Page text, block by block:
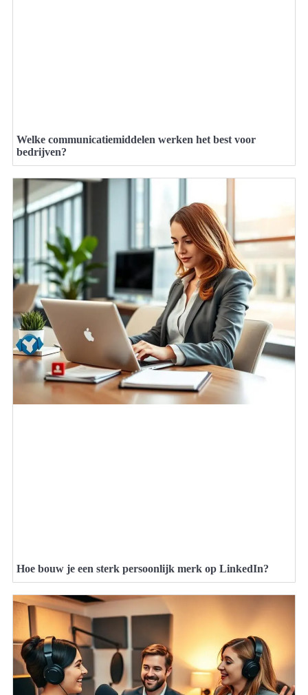
Welke communicatiemiddelen werken het best voor
bedrijven?
Hoe bouw je een sterk persoonlijk merk op LinkedIn?